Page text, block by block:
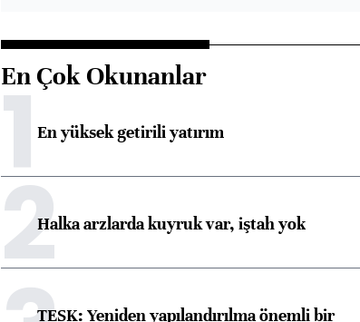
En Çok Okunanlar
1En yüksek getirili yatırım
2Halka arzlarda kuyruk var, iştah yok
TESK: Yeniden yapılandırılma önemli bir